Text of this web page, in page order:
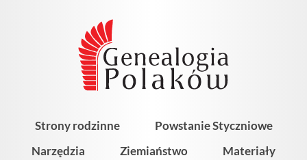
Strony rodzinne
Powstanie Styczniowe
Narzędzia
Ziemiaństwo
Materiały